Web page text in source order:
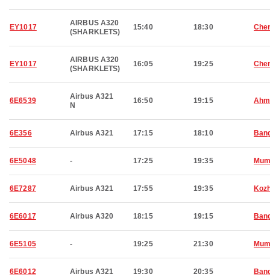
EY1017
AIRBUS A320
(SHARKLETS)
15:40 18:30
EY1017
AIRBUS A320
(SHARKLETS)
16:05 19:25
6E6539
Airbus A321
N
16:50 19:15
6E356 Airbus A321 17:15 18:10
6E5048 - 17:25 19:35
6E7287 Airbus A321 17:55 19:35
6E6017 Airbus A320 18:15 19:15
6E5105 - 19:25 21:30
6E6012 Airbus A321 19:30 20:35